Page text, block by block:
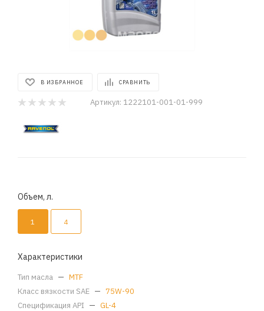
В ИЗБРАННОЕ СРАВНИТЬ
Артикул: 1222101-001-01-999
Объем, л.
1 4
Характеристики
Тип масла — MTF
Класс вязкости SAE — 75W-90
Спецификация API — GL-4